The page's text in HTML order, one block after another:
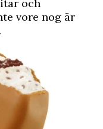
och
vore nog är